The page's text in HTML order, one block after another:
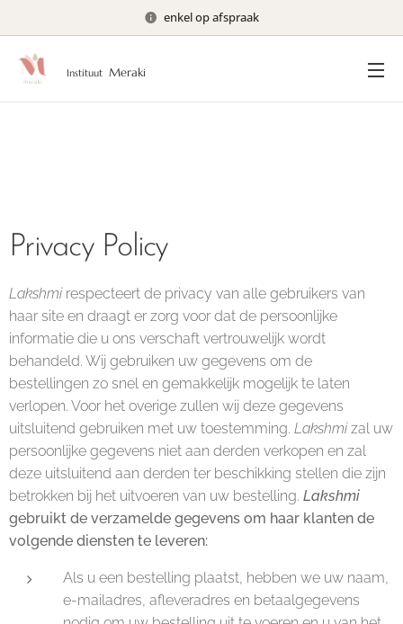
enkel op afspraak
Instituut Meraki
Privacy Policy
Lakshmi respecteert de privacy van alle gebruikers van
haar site en draagt er zorg voor dat de persoonlijke
informatie die u ons verschaft vertrouwelijk wordt
behandeld. Wij gebruiken uw gegevens om de
bestellingen zo snel en gemakkelijk mogelijk te laten
verlopen. Voor het overige zullen wij deze gegevens
uitsluitend gebruiken met uw toestemming. Lakshmizal uw
persoonlijke gegevens niet aan derden verkopen en zal
deze uitsluitend aan derden ter beschikking stellen die zijn
betrokken bij het uitvoeren van uw bestelling. Lakshmi
gebruikt de verzamelde gegevens om haar klanten de
volgende diensten te leveren:
Als u een bestelling plaatst, hebben we uw naam,
e-mailadres, afleveradres en betaalgegevens